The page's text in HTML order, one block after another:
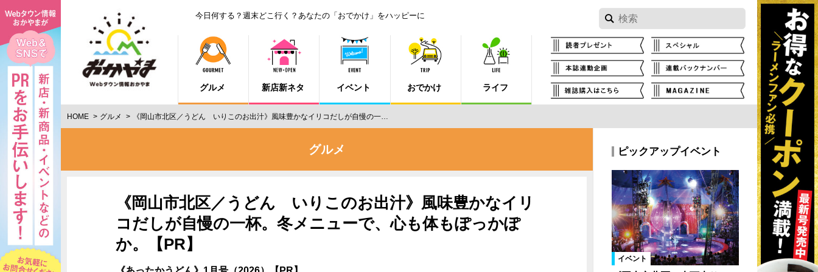
今日何する？週末どこ行く？あなたの「おでかけ」をハッピーに
グルメ 新店新ネタ イベント おでかけ ライフ
HOME グルメ 《岡山市北区／うどん いりこのお出汁》風味豊かなイリコだしが自慢の一…
グルメ
《岡山市北区／うどん いりこのお出汁》風味豊かなイリ
コだしが自慢の一杯。冬メニューで、心も体もぽっかぽ
か。【PR】
ピックアップイベント
イベント